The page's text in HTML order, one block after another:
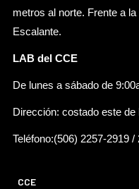
metros al norte. Frente a
Escalante.
LAB del CCE
De lunes a sábado de
Dirección: costado este
Teléfono:(506) 2257-2919
CCE